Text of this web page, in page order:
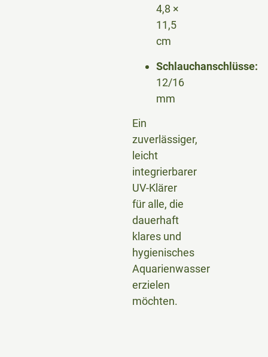
4,8 ×
11,5
cm
Schlauchanschlüsse:
12/16
mm
Ein
zuverlässiger,
leicht
integrierbarer
UV-Klärer
für alle, die
dauerhaft
klares und
hygienisches
Aquarienwasser
erzielen
möchten.